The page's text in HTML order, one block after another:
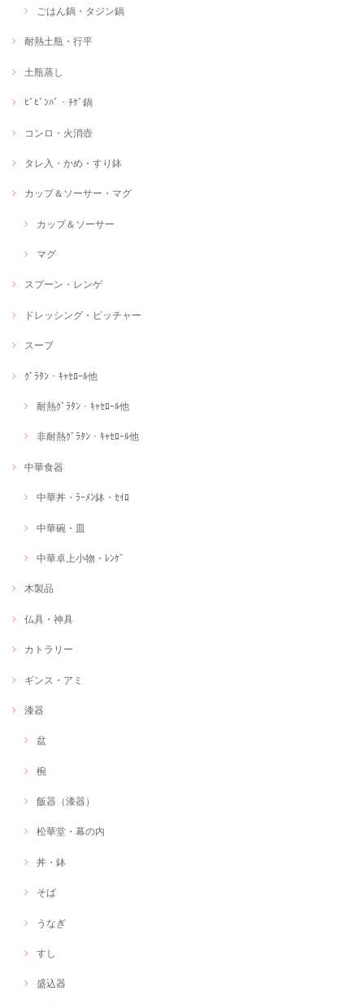
ごはん鍋・タジン鍋
耐熱土瓶・行平
土瓶蒸し
ﾋﾞﾋﾞﾝﾊﾞ・ﾁｹﾞ鍋
コンロ・火消壺
タレ入・かめ・すり鉢
カップ＆ソーサー・マグ
カップ＆ソーサー
マグ
スプーン・レンゲ
ドレッシング・ピッチャー
スープ
ｸﾞﾗﾀﾝ・ｷｬｾﾛｰﾙ他
耐熱ｸﾞﾗﾀﾝ・ｷｬｾﾛｰﾙ他
非耐熱ｸﾞﾗﾀﾝ・ｷｬｾﾛｰﾙ他
中華食器
中華丼・ﾗｰﾒﾝ鉢・ｾｲﾛ
中華碗・皿
中華卓上小物・ﾚﾝｹﾞ
木製品
仏具・神具
カトラリー
ギンス・アミ
漆器
盆
椀
飯器（漆器）
松華堂・幕の内
丼・鉢
そば
うなぎ
すし
盛込器